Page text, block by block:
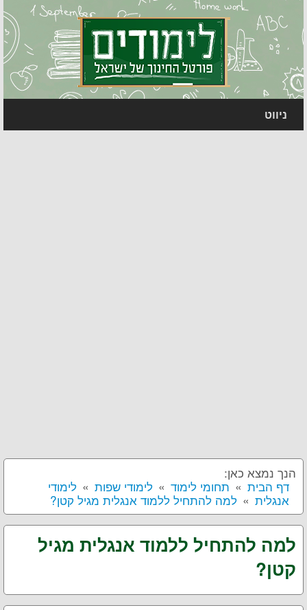
ניווט
הנך נמצא כאן:
דף הבית
תחומי לימוד לימודי שפות
לימודי
אנגלית
למה להתחיל ללמוד אנגלית מגיל קטן?
למה להתחיל ללמוד אנגלית מגיל
קטן?